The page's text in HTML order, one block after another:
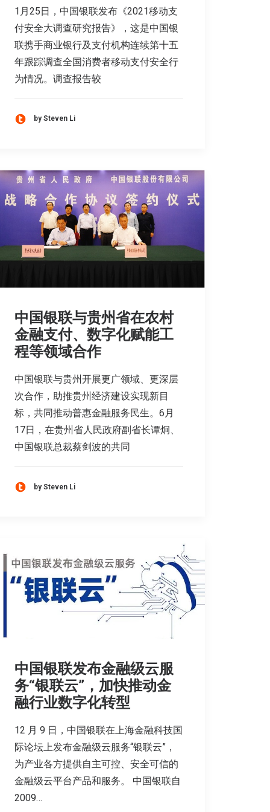
1月25日，中国银联发布《2021移动支
付安全大调查研究报告》，这是中国银
联携手商业银行及支付机构连续第十五
年跟踪调查全国消费者移动支付安全行
为情况。调查报告较
by Steven Li
中国银联与贵州省在农村
金融支付、数字化赋能工
程等领域合作
中国银联与贵州开展更广领域、更深层
次合作，助推贵州经济建设实现新目
标，共同推动普惠金融服务民生。6月
17日，在贵州省人民政府副省长谭炯、
中国银联总裁蔡剑波的共同
by Steven Li
中国银联发布金融级云服
务“银联云”，加快推动金
融行业数字化转型
12 月 9 日，中国银联在上海金融科技国
际论坛上发布金融级云服务“银联云”，
为产业各方提供自主可控、安全可信的
金融级云平台产品和服务。 中国银联自
2009…